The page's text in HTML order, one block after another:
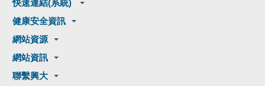
快速連結(系統)
健康安全資訊
網站資源
網站資訊
聯繫興大